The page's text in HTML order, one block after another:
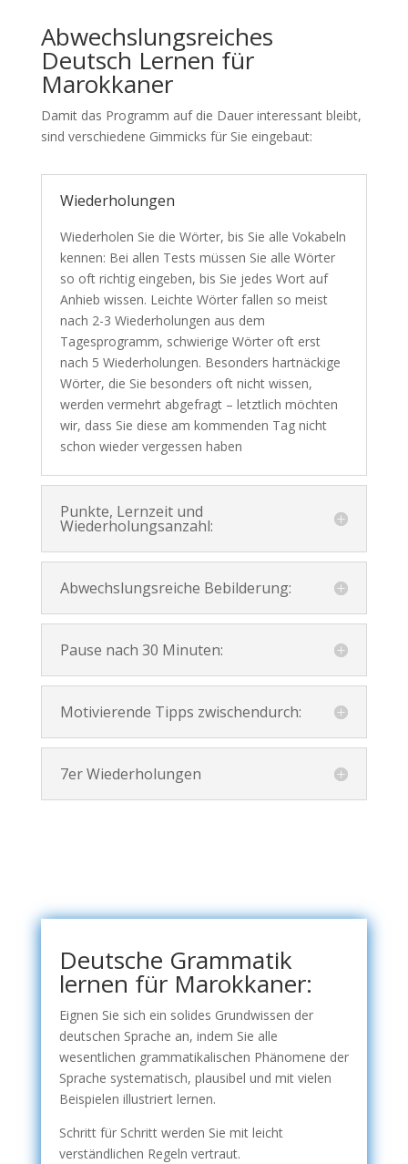
Abwechslungsreiches
Deutsch Lernen für
Marokkaner
Damit das Programm auf die Dauer interessant bleibt,
sind verschiedene Gimmicks für Sie eingebaut:
Wiederholungen
Wiederholen Sie die Wörter, bis Sie alle Vokabeln
kennen: Bei allen Tests müssen Sie alle Wörter
so oft richtig eingeben, bis Sie jedes Wort auf
Anhieb wissen. Leichte Wörter fallen so meist
nach 2-3 Wiederholungen aus dem
Tagesprogramm, schwierige Wörter oft erst
nach 5 Wiederholungen. Besonders hartnäckige
Wörter, die Sie besonders oft nicht wissen,
werden vermehrt abgefragt – letztlich möchten
wir, dass Sie diese am kommenden Tag nicht
schon wieder vergessen haben
Punkte, Lernzeit und
Wiederholungsanzahl:
Abwechslungsreiche Bebilderung:
Pause nach 30 Minuten:
Motivierende Tipps zwischendurch:
7er Wiederholungen
Deutsche Grammatik
lernen für Marokkaner:
Eignen Sie sich ein solides Grundwissen der
deutschen Sprache an, indem Sie alle
wesentlichen grammatikalischen Phänomene der
Sprache systematisch, plausibel und mit vielen
Beispielen illustriert lernen.
Schritt für Schritt werden Sie mit leicht
verständlichen Regeln vertraut.